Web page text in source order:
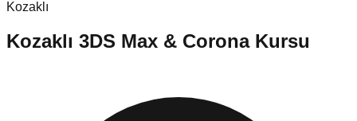
Kozaklı
Kozaklı 3DS Max & Corona Kursu